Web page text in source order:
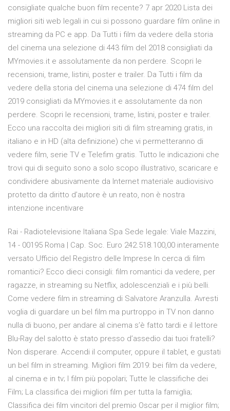
consigliate qualche buon film recente? 7 apr 2020 Lista dei
migliori siti web legali in cui si possono guardare film online in
streaming da PC e app. Da Tutti i film da vedere della storia
del cinema una selezione di 443 film del 2018 consigliati da
MYmovies.it e assolutamente da non perdere. Scopri le
recensioni, trame, listini, poster e trailer. Da Tutti i film da
vedere della storia del cinema una selezione di 474 film del
2019 consigliati da MYmovies.it e assolutamente da non
perdere. Scopri le recensioni, trame, listini, poster e trailer.
Ecco una raccolta dei migliori siti di film streaming gratis, in
italiano e in HD (alta definizione) che vi permetteranno di
vedere film, serie TV e Telefim gratis. Tutto le indicazioni che
trovi qui di seguito sono a solo scopo illustrativo, scaricare e
condividere abusivamente da Internet materiale audiovisivo
protetto da diritto d’autore è un reato, non è nostra
intenzione incentivare
Rai - Radiotelevisione Italiana Spa Sede legale: Viale Mazzini,
14 - 00195 Roma | Cap. Soc. Euro 242.518.100,00 interamente
versato Ufficio del Registro delle Imprese In cerca di film
romantici? Ecco dieci consigli: film romantici da vedere, per
ragazze, in streaming su Netflix, adolescenziali e i più belli.
Come vedere film in streaming di Salvatore Aranzulla. Avresti
voglia di guardare un bel film ma purtroppo in TV non danno
nulla di buono, per andare al cinema s’è fatto tardi e il lettore
Blu-Ray del salotto è stato presso d’assedio dai tuoi fratelli?
Non disperare. Accendi il computer, oppure il tablet, e gustati
un bel film in streaming. Migliori film 2019: bei film da vedere,
al cinema e in tv; I film più popolari; Tutte le classifiche dei
Film; La classifica dei migliori film per tutta la famiglia;
Classifica dei film vincitori del premio Oscar per il miglior film;